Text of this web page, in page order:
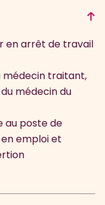
en arrêt de travail
médecin traitant,
médecin du
au poste de
emploi et